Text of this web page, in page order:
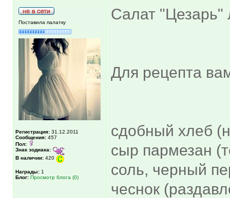
Поставила палатку
Регистрация: 31.12.2011
Сообщения: 457
Пол:
Знак зодиака:
В наличии: 420
Награды: 1
Блог: Просмотр блога (0)
Салат "Цезарь"
Для рецепта
сдобный хлеб
сыр пармезан
соль, черный
чеснок